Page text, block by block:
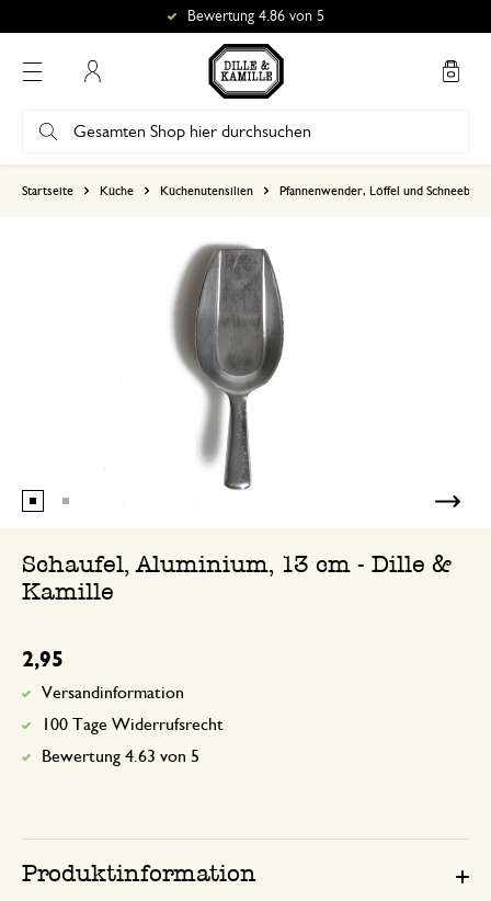
Bewertung 4.86 von 5
Startseite Küche Küchenutensilien Pfannenwender, Löffel und
Schaufel, Aluminium, 13 cm - Dille &
Kamille
2,95
Versandinformation
100 Tage Widerrufsrecht
Bewertung 4.63 von 5
Produktinformation